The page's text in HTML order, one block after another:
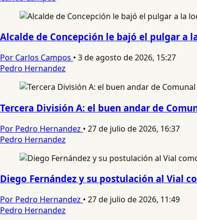
Alcalde de Concepción le bajó el pulgar a
Por Carlos Campos • 3 de agosto de 2026, 15:27
Pedro Hernandez
Tercera División A: el buen andar de
Por Pedro Hernandez • 27 de julio de 2026, 16:37
Pedro Hernandez
Diego Fernández y su postulación al Vial
Por Pedro Hernandez • 27 de julio de 2026, 11:49
Pedro Hernandez